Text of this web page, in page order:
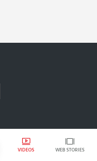
VIDEOS WEB STORIES